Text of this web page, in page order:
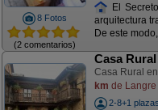
8 Fotos
(2 comentarios)
El
arquitectura
De este
Casa
Casa Rural en
km de Langre
2-8+1 plazas